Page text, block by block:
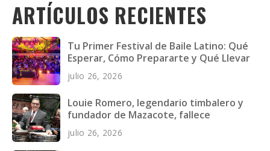
ARTÍCULOS RECIENTES
Tu Primer Festival de Baile Latino: Qué
Esperar, Cómo Prepararte y Qué Llevar
julio 26, 2026
Louie Romero, legendario timbalero y
fundador de Mazacote, fallece
julio 26, 2026